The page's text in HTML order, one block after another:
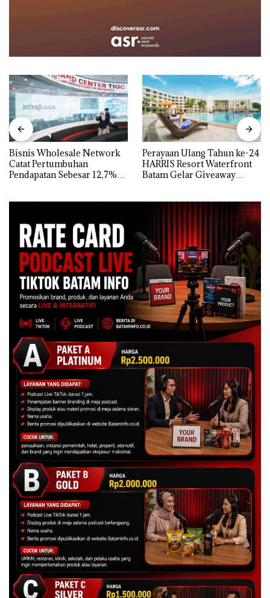
Bisnis Wholesale Network
Catat Pertumbuhan
Pendapatan Sebesar 12,7%
Perayaan Ulang Tahun ke-24
HARRIS Resort Waterfront
Batam Gelar Giveaway